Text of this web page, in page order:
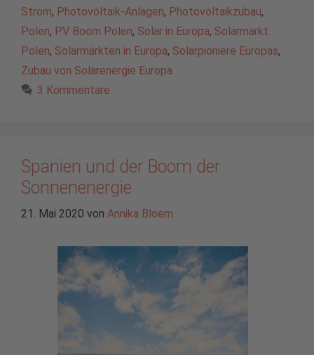
Strom, Photovoltaik-Anlagen, Photovoltaikzubau,
Polen, PV Boom Polen, Solar in Europa, Solarmarkt
Polen, Solarmärkten in Europa, Solarpioniere Europas,
Zubau von Solarenergie Europa
3 Kommentare
Spanien und der Boom der
Sonnenenergie
21. Mai 2020 von Annika Bloem